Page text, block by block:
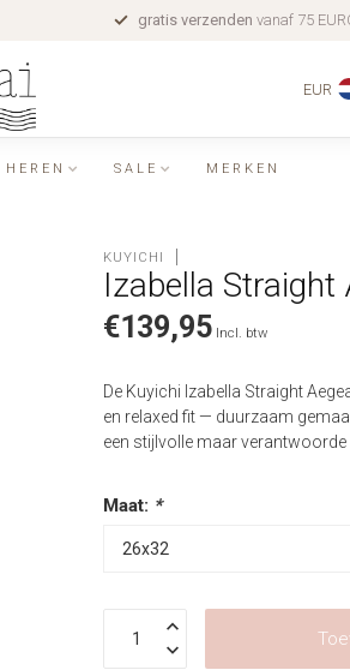
gratis verzenden vanaf 75
EUR
HEREN SALE MERKEN
KUYICHI
Izabella Straight
€139,95 Incl. btw
De Kuyichi Izabella Straight
en relaxed fit — duurzaam
een stijlvolle maar verantwoorde
Maat: *